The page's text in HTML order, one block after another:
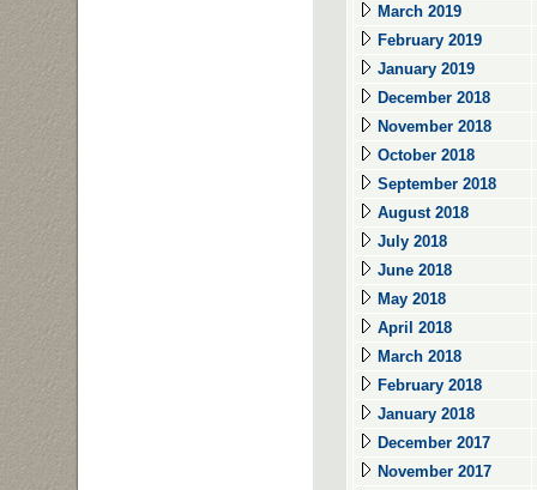
March 2019
February 2019
January 2019
December 2018
November 2018
October 2018
September 2018
August 2018
July 2018
June 2018
May 2018
April 2018
March 2018
February 2018
January 2018
December 2017
November 2017